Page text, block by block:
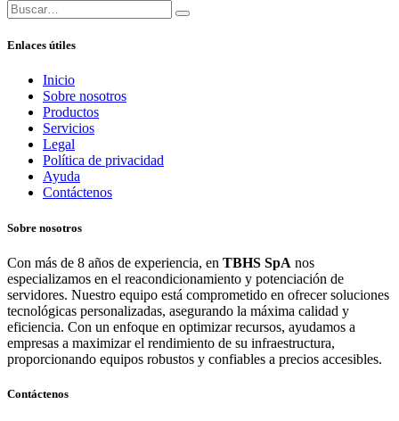
Enlaces útiles
Inicio
Sobre nosotros
Productos
Servicios
Legal
Política de privacidad
Ayuda
Contáctenos
Sobre nosotros
Con más de 8 años de experiencia, en TBHS SpA nos
especializamos en el reacondicionamiento y potenciación de
servidores. Nuestro equipo está comprometido en ofrecer soluciones
tecnológicas personalizadas, asegurando la máxima calidad y
eficiencia. Con un enfoque en optimizar recursos, ayudamos a
empresas a maximizar el rendimiento de su infraestructura,
proporcionando equipos robustos y confiables a precios accesibles.
Contáctenos